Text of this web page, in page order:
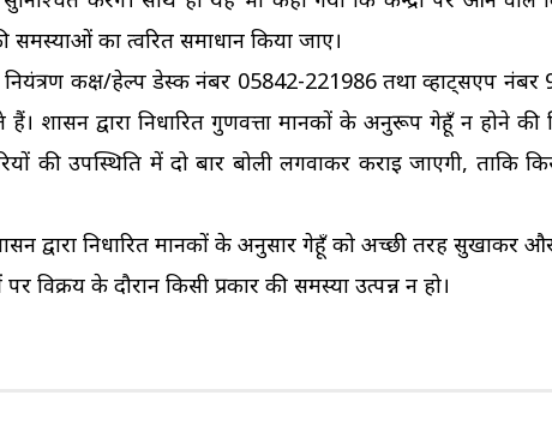
समस्याओं का त्वरित समाधान किया जाए।
कक्ष/हेल्प डेस्क नंबर 05842-221986 तथा व्हाट्सएप नंबर
शासन द्वारा निर्धारित गुणवत्ता मानकों के अनुरूप गेहूँ न होने की
की उपस्थिति में दो बार बोली लगवाकर कराई जाएगी, ताकि
द्वारा निर्धारित मानकों के अनुसार गेहूँ को अच्छी तरह सुखाकर
विक्रय के दौरान किसी प्रकार की समस्या उत्पन्न न हो।